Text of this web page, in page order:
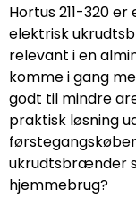
Hortus 211-320
elektrisk
relevant i en
komme i gang
godt til mindre
praktisk løsning
ukrudtsbrænder
hjemmebrug?